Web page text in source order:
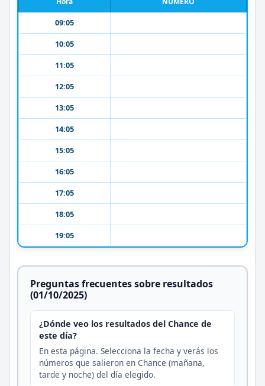
09:05
10:05
11:05
12:05
13:05
14:05
15:05
16:05
17:05
18:05
19:05
Preguntas frecuentes sobre resultados
(01/10/2025)
¿Dónde veo los resultados del Chance de
este día?
En esta página. Selecciona la fecha y verás los
números que salieron en Chance (mañana,
tarde y noche) del día elegido.